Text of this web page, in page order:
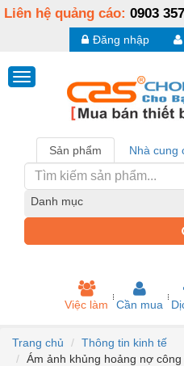
Liên hệ quảng cáo: 0903
Đăng nhập
Sản phẩm Nhà cung
Danh mục
Việc làm Cần mua
Trang chủ
Thông tin kinh tế
Ám ảnh khủng hoảng nợ